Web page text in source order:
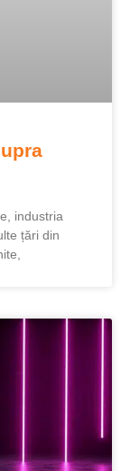
industria
țări din